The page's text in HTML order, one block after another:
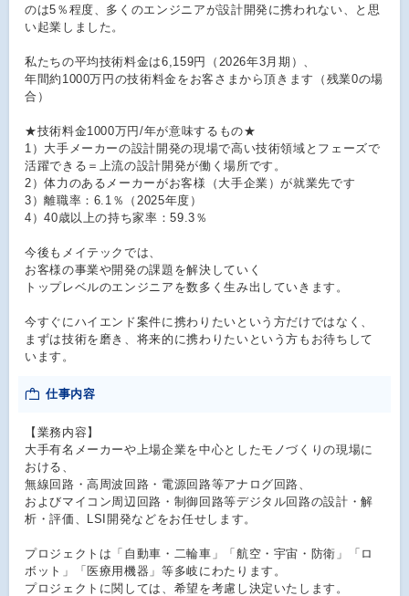
のは5％程度、多くのエンジニアが設計開発に携われない、と思
い起業しました。
私たちの平均技術料金は6,159円（2026年3月期）、
年間約1000万円の技術料金をお客さまから頂きます（残業0の場
合）
★技術料金1000万円/年が意味するもの★
1）大手メーカーの設計開発の現場で高い技術領域とフェーズで
活躍できる＝上流の設計開発が働く場所です。
2）体力のあるメーカーがお客様（大手企業）が就業先です
3）離職率：6.1％（2025年度）
4）40歳以上の持ち家率：59.3％
今後もメイテックでは、
お客様の事業や開発の課題を解決していく
トップレベルのエンジニアを数多く生み出していきます。
今すぐにハイエンド案件に携わりたいという方だけではなく、
まずは技術を磨き、将来的に携わりたいという方もお待ちして
います。
仕事内容
【業務内容】
大手有名メーカーや上場企業を中心としたモノづくりの現場に
おける、
無線回路・高周波回路・電源回路等アナログ回路、
およびマイコン周辺回路・制御回路等デジタル回路の設計・解
析・評価、LSI開発などをお任せします。
プロジェクトは「自動車・二輪車」「航空・宇宙・防衛」「ロ
ボット」「医療用機器」等多岐にわたります。
プロジェクトに関しては、希望を考慮し決定いたします。